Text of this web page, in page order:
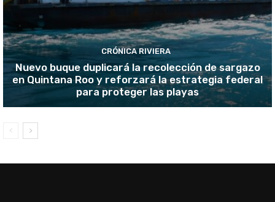
CRÓNICA RIVIERA
Nuevo buque duplicará la recolección de sargazo
en Quintana Roo y reforzará la estrategia federal
para proteger las playas